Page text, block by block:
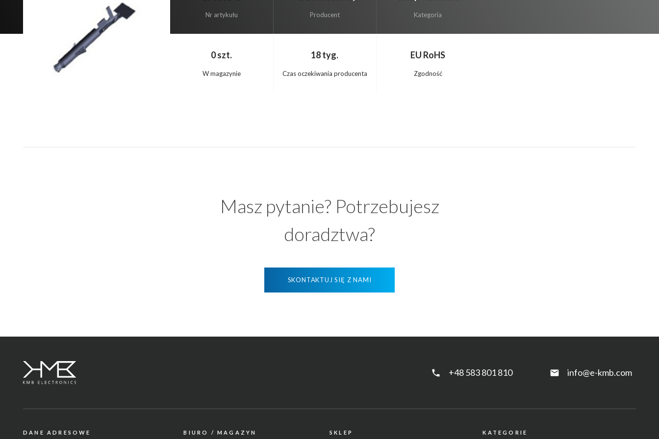
Nr artykułu Producent Kategoria
W magazynie
0 szt.
Czas oczekiwania producenta
18 tyg.
Zgodność
EU RoHS
Masz pytanie? Potrzebujesz
doradztwa?
SKONTAKTUJ SIĘ Z NAMI
phone +48 583 801 810 email info@e-kmb.com
DANE ADRESOWE BIURO / MAGAZYN SKLEP KATEGORIE